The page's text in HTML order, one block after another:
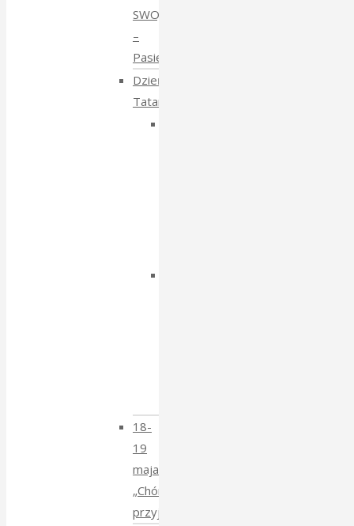
SWOJE
–
Pasieki
Dzień
Tatarski
18-
19
maja
„Chór
przyjechał”